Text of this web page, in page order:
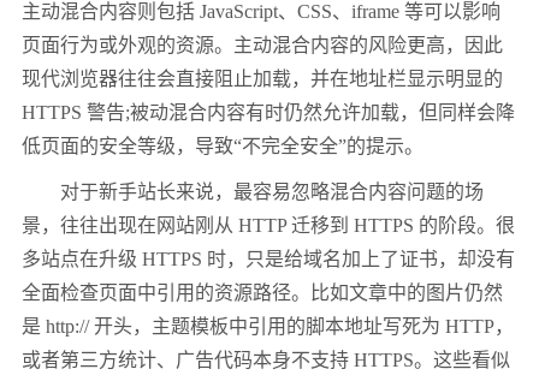
主动混合内容则包括 JavaScript、CSS、iframe 等可以影响
页面行为或外观的资源。主动混合内容的风险更高，因此
现代浏览器往往会直接阻止加载，并在地址栏显示明显的
HTTPS 警告;被动混合内容有时仍然允许加载，但同样会降
低页面的安全等级，导致“不完全安全”的提示。
对于新手站长来说，最容易忽略混合内容问题的场
景，往往出现在网站刚从 HTTP 迁移到 HTTPS 的阶段。很
多站点在升级 HTTPS 时，只是给域名加上了证书，却没有
全面检查页面中引用的资源路径。比如文章中的图片仍然
是 http:// 开头，主题模板中引用的脚本地址写死为 HTTP，
或者第三方统计、广告代码本身不支持 HTTPS。这些看似